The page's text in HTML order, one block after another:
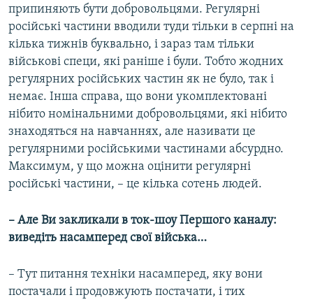
припиняють бути добровольцями. Регулярні
російські частини вводили туди тільки в серпні на
кілька тижнів буквально, і зараз там тільки
військові специ, які раніше і були. Тобто жодних
регулярних російських частин як не було, так і
немає. Інша справа, що вони укомплектовані
нібито номінальними добровольцями, які нібито
знаходяться на навчаннях, але називати це
регулярними російськими частинами абсурдно.
Максимум, у що можна оцінити регулярні
російські частини, – це кілька сотень людей.
– Але Ви закликали в ток-шоу Першого каналу:
виведіть насамперед свої війська…
– Тут питання техніки насамперед, яку вони
постачали і продовжують постачати, і тих